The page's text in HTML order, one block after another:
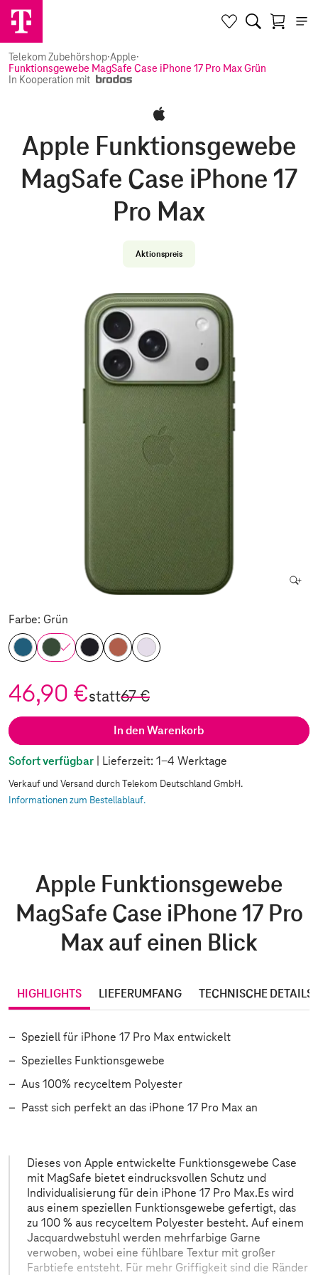
Telekom Zubehörshop·Apple·
Funktionsgewebe MagSafe Case iPhone 17 Pro Max Grün
In Kooperation mit
Apple Funktionsgewebe
MagSafe Case iPhone 17
Pro Max
Aktionspreis
Farbe: Grün
46,90 €statt67 €
In den Warenkorb
Sofort verfügbar | Lieferzeit: 1-4 Werktage
Verkauf und Versand durch Telekom Deutschland GmbH.
Informationen zum Bestellablauf.
Apple Funktionsgewebe
MagSafe Case iPhone 17 Pro
Max auf einen Blick
HIGHLIGHTS LIEFERUMFANG TECHNISCHE DETAILS
Speziell für iPhone 17 Pro Max entwickelt
Spezielles Funktionsgewebe
Aus 100% recyceltem Polyester
Passt sich perfekt an das iPhone 17 Pro Max an
Dieses von Apple entwickelte Funktions­gewebe Case
mit MagSafe bietet eindrucks­vollen Schutz und
Individualisierung für dein iPhone 17 Pro Max.Es wird
aus einem speziellen Funktions­gewebe gefertigt, das
zu 100 % aus recyceltem Polyester besteht. Auf einem
Jacquard­webstuhl werden mehrfarbige Garne
verwoben, wobei eine fühlbare Textur mit großer
Farbtiefe entsteht. Für mehr Griffigkeit sind die Ränder